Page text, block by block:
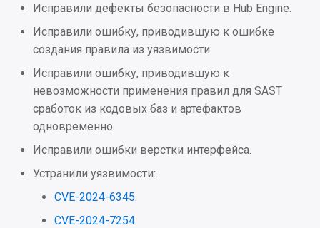
Исправили дефекты безопасности в Hub Engine.
Исправили ошибку, приводившую к ошибке
создания правила из уязвимости.
Исправили ошибку, приводившую к
невозможности применения правил для SAST
сработок из кодовых баз и артефактов
одновременно.
Исправили ошибки верстки интерфейса.
Устранили уязвимости:
CVE-2024-6345
CVE-2024-7254